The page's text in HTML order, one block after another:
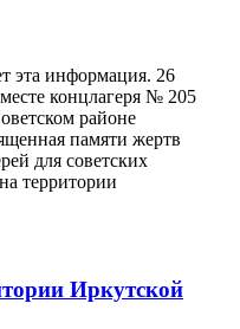
эта информация. 26
концлагеря № 205
районе
памяти жертв
для советских
территории
Иркутской